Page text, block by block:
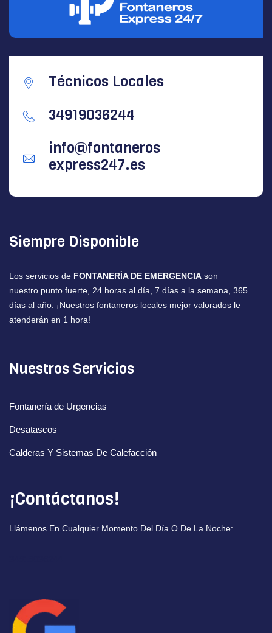
Técnicos Locales
34919036244
info@fontaneros
express247.es
Siempre Disponible
Los servicios de FONTANERÍA DE EMERGENCIA son
nuestro punto fuerte, 24 horas al día, 7 días a la semana, 365
días al año. ¡Nuestros fontaneros locales mejor valorados le
atenderán en 1 hora!
Nuestros Servicios
Fontanería de Urgencias
Desatascos
Calderas Y Sistemas De Calefacción
¡Contáctanos!
Llámenos En Cualquier Momento Del Día O De La Noche: